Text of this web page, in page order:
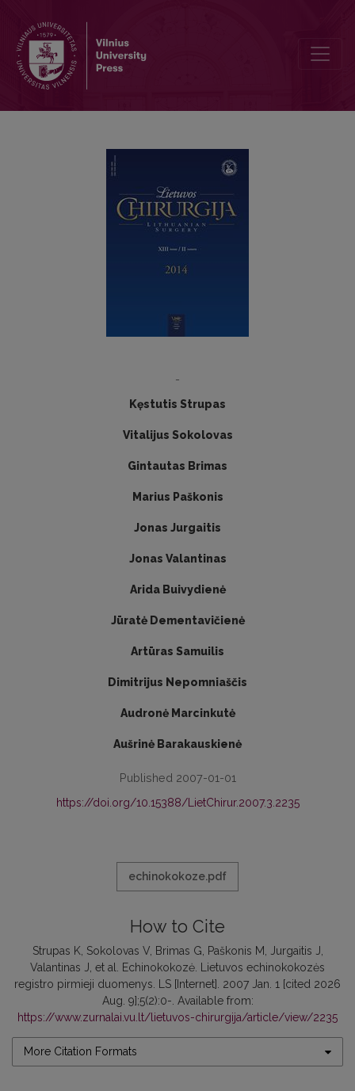
-
Kęstutis Strupas
Vitalijus Sokolovas
Gintautas Brimas
Marius Paškonis
Jonas Jurgaitis
Jonas Valantinas
Arida Buivydienė
Jūratė Dementavičienė
Artūras Samuilis
Dimitrijus Nepomniaščis
Audronė Marcinkutė
Aušrinė Barakauskienė
Published 2007-01-01
https://doi.org/10.15388/LietChirur.2007.3.2235
echinokokoze.pdf
How to Cite
Strupas K, Sokolovas V, Brimas G, Paškonis M, Jurgaitis J,
Valantinas J, et al. Echinokokozė. Lietuvos echinokokozės
registro pirmieji duomenys. LS [Internet]. 2007 Jan. 1 [cited 2026
Aug. 9];5(2):0-. Available from:
https://www.zurnalai.vu.lt/lietuvos-chirurgija/article/view/2235
More Citation Formats